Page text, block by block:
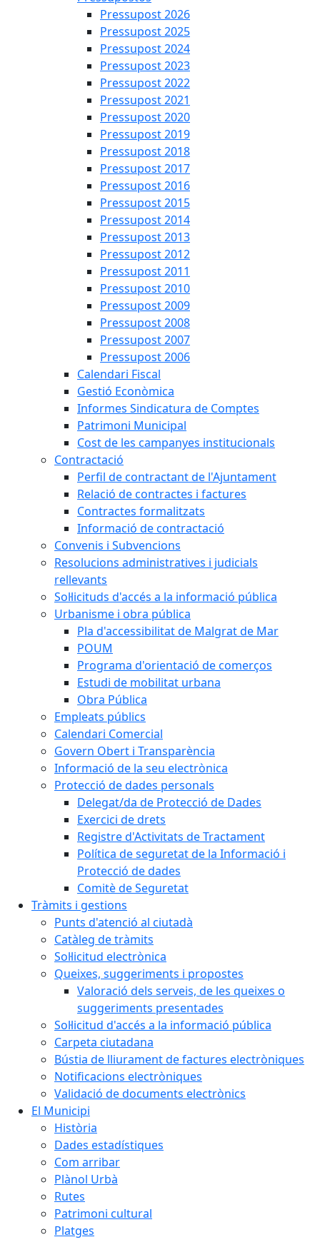
Pressupost 2026
Pressupost 2025
Pressupost 2024
Pressupost 2023
Pressupost 2022
Pressupost 2021
Pressupost 2020
Pressupost 2019
Pressupost 2018
Pressupost 2017
Pressupost 2016
Pressupost 2015
Pressupost 2014
Pressupost 2013
Pressupost 2012
Pressupost 2011
Pressupost 2010
Pressupost 2009
Pressupost 2008
Pressupost 2007
Pressupost 2006
Calendari Fiscal
Gestió Econòmica
Informes Sindicatura de Comptes
Patrimoni Municipal
Cost de les campanyes institucionals
Contractació
Perfil de contractant de l'Ajuntament
Relació de contractes i factures
Contractes formalitzats
Informació de contractació
Convenis i Subvencions
Resolucions administratives i judicials
rellevants
Sol·licituds d'accés a la informació pública
Urbanisme i obra pública
Pla d'accessibilitat de Malgrat de Mar
POUM
Programa d'orientació de comerços
Estudi de mobilitat urbana
Obra Pública
Empleats públics
Calendari Comercial
Govern Obert i Transparència
Informació de la seu electrònica
Protecció de dades personals
Delegat/da de Protecció de Dades
Exercici de drets
Registre d'Activitats de Tractament
Política de seguretat de la Informació i
Protecció de dades
Comitè de Seguretat
Tràmits i gestions
Punts d'atenció al ciutadà
Catàleg de tràmits
Sol·licitud electrònica
Queixes, suggeriments i propostes
Valoració dels serveis, de les queixes o
suggeriments presentades
Sol·licitud d'accés a la informació pública
Carpeta ciutadana
Bústia de lliurament de factures electròniques
Notificacions electròniques
Validació de documents electrònics
El Municipi
Història
Dades estadístiques
Com arribar
Plànol Urbà
Rutes
Patrimoni cultural
Platges